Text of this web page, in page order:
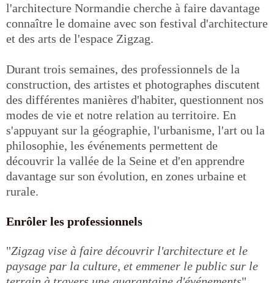
l'architecture Normandie cherche à faire davantage
connaître le domaine avec son festival d'architecture
et des arts de l'espace Zigzag.
Durant trois semaines, des professionnels de la
construction, des artistes et photographes discutent
des différentes manières d'habiter, questionnent nos
modes de vie et notre relation au territoire. En
s'appuyant sur la géographie, l'urbanisme, l'art ou la
philosophie, les événements permettent de
découvrir la vallée de la Seine et d'en apprendre
davantage sur son évolution, en zones urbaine et
rurale.
Enrôler les professionnels
"Zigzag vise à faire découvrir l'architecture et le
paysage par la culture, et emmener le public sur le